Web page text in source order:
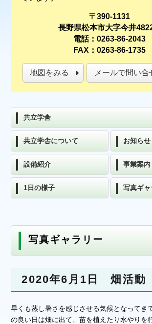
〒390-1131
長野県松本市大字今井
電話：0263-86-2043
FAX：0263-86-1735
地図をみる メールで問い合
共立学舎
共立学舎について お知らせ
設備紹介 事業案内
1日の様子 写真ギ
写真ギャラリー
2020年6月1日 畑活動
早くも蒸し暑さを感じさせる気候となってき
の良い日は畑に出て、苗を植えたり水やりを